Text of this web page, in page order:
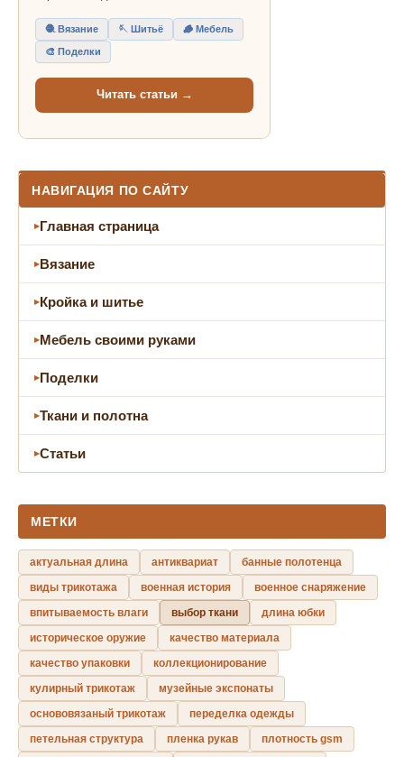
🧶 Вязание 🪡 Шитьё 🪵 Мебель
🎨 Поделки
Читать статьи →
НАВИГАЦИЯ ПО САЙТУ
Главная страница
Вязание
Кройка и шитье
Мебель своими руками
Поделки
Ткани и полотна
Статьи
МЕТКИ
актуальная длина антиквариат
банные полотенца
виды трикотажа
военная история
военное снаряжение
впитываемость влаги
выбор ткани
длина юбки
историческое оружие
качество материала
качество упаковки
коллекционирование
кулирный трикотаж
музейные экспонаты
основовязаный трикотаж
переделка одежды
петельная структура
пленка рукав
плотность gsm